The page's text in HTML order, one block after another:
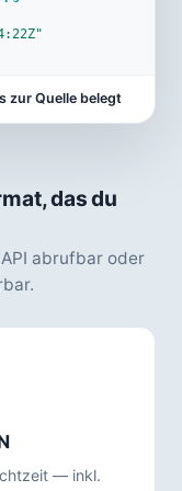
zur Quelle belegt
das du
abrufbar oder
— inkl.